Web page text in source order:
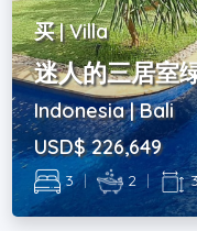
买 | Villa
迷人的三居室
Indonesia | Bali
USD$ 226,649
3 | 2 |